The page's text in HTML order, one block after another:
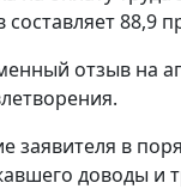
составляет 88,9
отзыв на
заявителя в
доводы и